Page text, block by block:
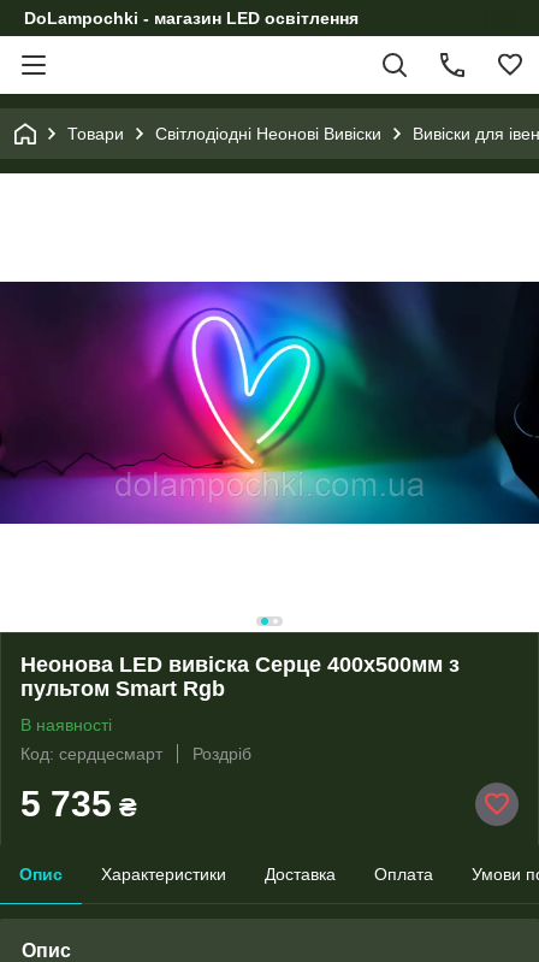
DoLampochki - магазин LED освітлення
Товари Світлодіодні Неонові Вивіски Вивіски для
Неонова LED вивіска Серце 400х500мм з
пультом Smart Rgb
В наявності
Код: сердцесмарт
Роздріб
5 735 ₴
Опис Характеристики Доставка Оплата Умови
Опис